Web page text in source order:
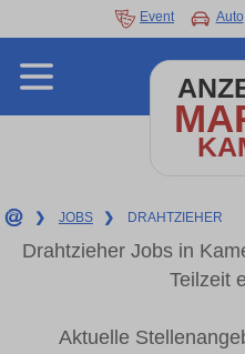
Event Auto
❯ JOBS ❯ DRAHTZIEHER
Drahtzieher Jobs in
Teilzeit
Aktuelle